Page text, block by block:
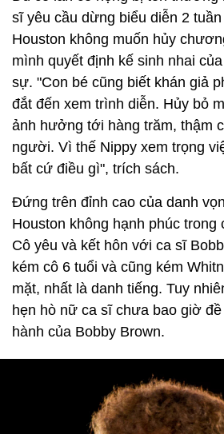
sĩ yêu cầu dừng biểu diễn 2
Houston không muốn hủy
mình quyết định kế sinh nhai
sự. "Con bé cũng biết khán giả
đắt đến xem trình diễn. Hủy bỏ
ảnh hưởng tới hàng trăm, thậm
người. Vì thế Nippy xem trọng
bất cứ điều gì", trích sách.
Đứng trên đỉnh cao của danh
Houston không hạnh phúc trong
Cô yêu và kết hôn với ca sĩ
kém cô 6 tuổi và cũng kém
mặt, nhất là danh tiếng. Tuy
hẹn hò nữ ca sĩ chưa bao giờ
hành của Bobby Brown.